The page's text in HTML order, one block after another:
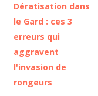
Dératisation dans
le Gard : ces 3
erreurs qui
aggravent
l'invasion de
rongeurs